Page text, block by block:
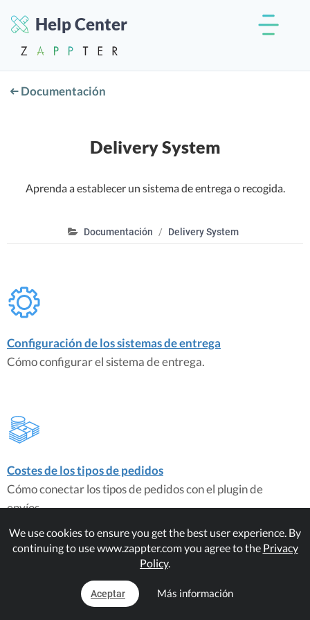
Help Center
Documentación
Delivery System
Aprenda a establecer un sistema de entrega o recogida.
Documentación Delivery System
Configuración de los sistemas de entrega
Cómo configurar el sistema de entrega.
Costes de los tipos de pedidos
Cómo conectar los tipos de pedidos con el plugin de
envíos.
Plugins de correspondencia
Delivery System
We use cookies to ensure you get the best user experience. By
continuing to use www.zappter.com you agree to the Privacy
Policy.
Aceptar Más información